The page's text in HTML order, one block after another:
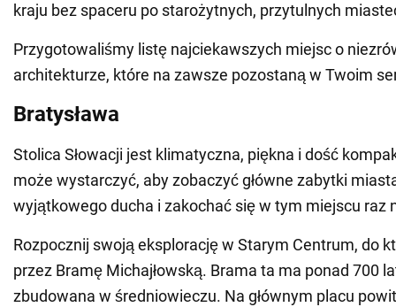
kraju bez spaceru po starożytnych, przytulnych
Przygotowaliśmy listę najciekawszych miejsc o
architekturze, które na zawsze pozostaną w Twoim
Bratysława
Stolica Słowacji jest klimatyczna, piękna i dość
może wystarczyć, aby zobaczyć główne zabytki
wyjątkowego ducha i zakochać się w tym miejscu raz
Rozpocznij swoją eksplorację w Starym Centrum, do
przez Bramę Michajłowską. Brama ta ma ponad 700
zbudowana w średniowieczu. Na głównym placu